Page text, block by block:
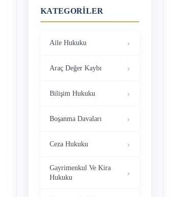
KATEGORILER
Aile Hukuku
Araç Değer Kaybı
Bilişim Hukuku
Boşanma Davaları
Ceza Hukuku
Gayrimenkul Ve Kira
Hukuku